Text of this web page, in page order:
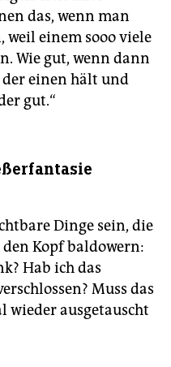
das, wenn man
einem sooo viele
Wie gut, wenn dann
einen hält und
gut.“
Dinge sein, die
Kopf baldowern:
Hab ich das
Muss das
wieder ausgetauscht